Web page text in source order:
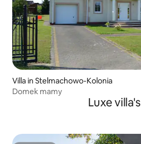
Villa in Stelmachowo-Kolonia
Domek mamy
Luxe villa's